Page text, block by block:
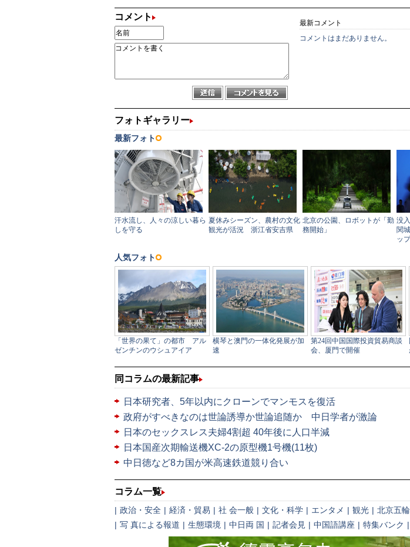
コメント
最新コメント
コメントはまだありません。
同コラムの最新記事
日本研究者、5年以内にクローンでマンモスを復活
政府がすべきなのは世論誘導か世論追随か 中日学者が激論
日本のセックスレス夫婦4割超 40年後に人口半減
日本国産次期輸送機XC-2の原型機1号機(11枚)
中日徳など8カ国が米高速鉄道競り合い
コラム一覧
| 政治・安全 | 経済・貿易 | 社 会一般 | 文化・科学 | エンタメ | 観光 | 北京五輪
| 写 真による報道 | 生態環境 | 中日両 国 | 記者会見 | 中国語講座 | 特集バンク |